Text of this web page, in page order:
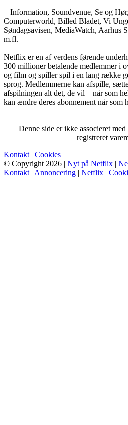
+ Information, Soundvenue, Se og
Computerworld, Billed Bladet, Vi
Søndagsavisen, MediaWatch, Aarhus
m.fl.
Netflix er en af verdens førende
300 millioner betalende medlemmer i
og film og spiller spil i en lang række
sprog. Medlemmerne kan afspille,
afspilningen alt det, de vil – når som
kan ændre deres abonnement når som
Denne side er ikke associeret
registreret
Kontakt | Cookies
© Copyright 2026 | Nyt på Netflix |
Kontakt | Annoncering | Netflix |